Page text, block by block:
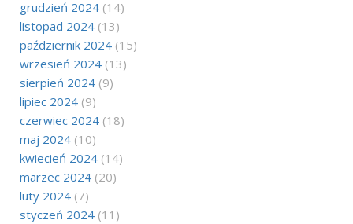
grudzień 2024 (14)
listopad 2024 (13)
październik 2024 (15)
wrzesień 2024 (13)
sierpień 2024 (9)
lipiec 2024 (9)
czerwiec 2024 (18)
maj 2024 (10)
kwiecień 2024 (14)
marzec 2024 (20)
luty 2024 (7)
styczeń 2024 (11)